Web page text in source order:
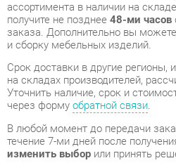
Срок доставки в другие регионы, и
на складах производителей,
Уточнить наличие, срок и
через формуобратной связи.
В любой момент до передачи
течение 7-ми дней после
изменить выборили принять
могут быть повреждены при
заметили дефект при приёме - мы
деталь.Повторная доставка